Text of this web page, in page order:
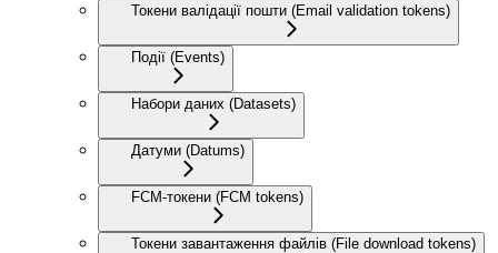
Токени валідації пошти (Email validation tokens)
Події (Events)
Набори даних (Datasets)
Датуми (Datums)
FCM-токени (FCM tokens)
Токени завантаження файлів (File download tokens)